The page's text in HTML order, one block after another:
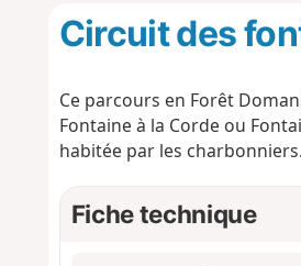
Circuit des
Ce parcours en Forêt
Fontaine à la Corde ou
habitée par les charbonniers.
Fiche technique